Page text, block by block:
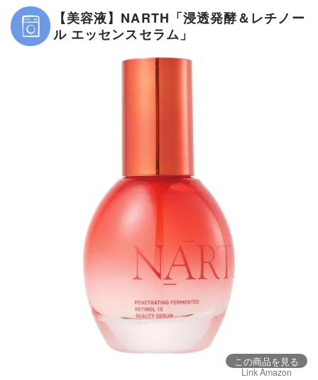
【美容液】NARTH「浸透発酵＆レチノー
ル エッセンスセラム」
この商品を見る
Link Amazon